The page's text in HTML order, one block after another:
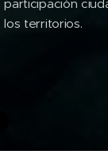
participación
los territorios.